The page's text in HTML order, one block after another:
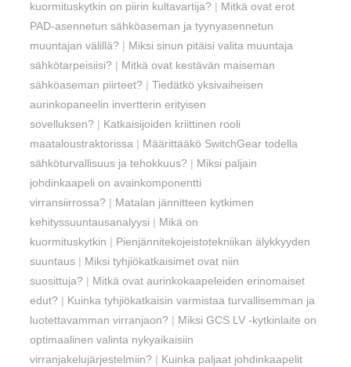
kuormituskytkin on piirin kultavartija? | Mitkä ovat erot
PAD-asennetun sähköaseman ja tyynyasennetun
muuntajan välillä? | Miksi sinun pitäisi valita muuntaja
sähkötarpeisiisi? | Mitkä ovat kestävän maiseman
sähköaseman piirteet? |Tiedätkö yksivaiheisen
aurinkopaneelin invertterin erityisen
sovelluksen? | Katkaisijoiden kriittinen rooli
maataloustraktorissa | Määrittääkö SwitchGear todella
sähköturvallisuus ja tehokkuus? | Miksi paljain
johdinkaapeli on avainkomponentti
virransiirrossa? | Matalan jännitteen kytkimen
kehityssuuntausanalyysi | Mikä on
kuormituskytkin | Pienjännitekojeistotekniikan älykkyyden
suuntaus | Miksi tyhjiökatkaisimet ovat niin
suosittuja? | Mitkä ovat aurinkokaapeleiden erinomaiset
edut? | Kuinka tyhjiökatkaisin varmistaa turvallisemman ja
luotettavamman virranjaon? | Miksi GCS LV -kytkinlaite on
optimaalinen valinta nykyaikaisiin
virranjakelujärjestelmiin? | Kuinka paljaat johdinkaapelit